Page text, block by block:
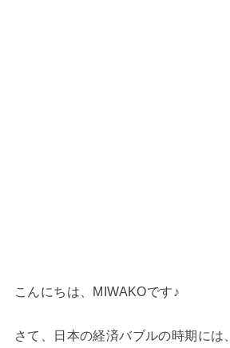
こんにちは、MIWAKOです♪
さて、日本の経済バブルの時期には